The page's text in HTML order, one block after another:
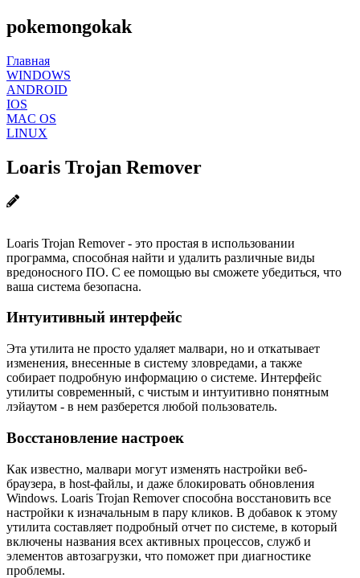
pokemongokak
Главная
WINDOWS
ANDROID
IOS
MAC OS
LINUX
Loaris Trojan Remover
Loaris Trojan Remover - это простая в использовании
программа, способная найти и удалить различные виды
вредоносного ПО. С ее помощью вы сможете убедиться, что
ваша система безопасна.
Интуитивный интерфейс
Эта утилита не просто удаляет малвари, но и откатывает
изменения, внесенные в систему зловредами, а также
собирает подробную информацию о системе. Интерфейс
утилиты современный, с чистым и интуитивно понятным
лэйаутом - в нем разберется любой пользователь.
Восстановление настроек
Как известно, малвари могут изменять настройки веб-
браузера, в host-файлы, и даже блокировать обновления
Windows. Loaris Trojan Remover способна восстановить все
настройки к изначальным в пару кликов. В добавок к этому
утилита составляет подробный отчет по системе, в который
включены названия всех активных процессов, служб и
элементов автозагрузки, что поможет при диагностике
проблемы.